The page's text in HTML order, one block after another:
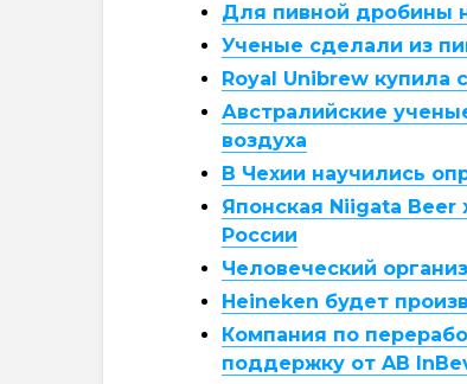
Для пивной дробины
Ученые сделали из
Royal Unibrew
Австралийские
воздуха
В Чехии научились
Японская Niigata Beer
России
Человеческий
Heineken будет
Компания по
поддержку от AB